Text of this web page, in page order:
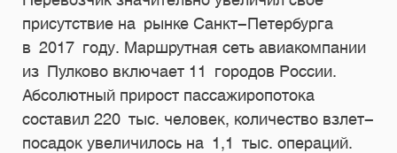
присутствие на рынке Санкт-Петербурга
в 2017 году. Маршрутная сеть авиакомпании
из Пулково включает 11 городов России.
Абсолютный прирост пассажиропотока
составил 220 тыс. человек, количество взлет-
посадок увеличилось на 1,1 тыс. операций.